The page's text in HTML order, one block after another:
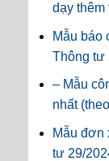
dạy thêm
Mẫu báo
Thông tư
– Mẫu
nhất
Mẫu đơn
tư 29/